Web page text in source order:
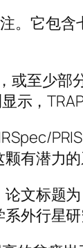
。它包
或至少
，
有潜力
文标题
行星研